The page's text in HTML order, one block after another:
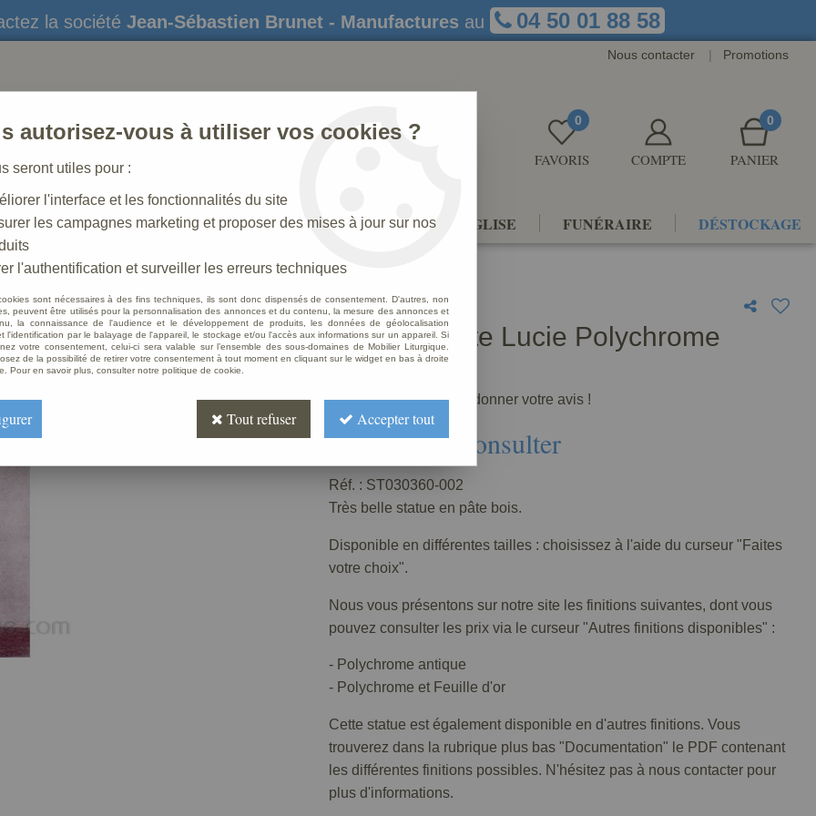
la société Jean-Sébastien Brunet - Manufactures au 04 50 01 88 58
Nous contacter | Promotions
0
FAVORIS COMPTE
0
PANIER
STATUES CRÈCHES DE NOËL AMÉNAGEMENTS D'ÉGLISE FUNÉRAIRE DÉSTOCKAGE
>Statue Sainte Lucie Polychrome Antique
Statue Sainte Lucie Polychrome
Antique
Soyez le premier à donner votre avis !
Prix : Nous consulter
Réf. : ST030360-002
Très belle statue en pâte bois.
Disponible en différentes tailles : choisissez à l'aide du curseur "Faites
votre choix".
Nous vous présentons sur notre site les finitions suivantes, dont vous
pouvez consulter les prix via le curseur "Autres finitions disponibles" :
- Polychrome antique
- Polychrome et Feuille d'or
Cette statue est également disponible en d'autres finitions. Vous
trouverez dans la rubrique plus bas "Documentation" le PDF contenant
les différentes finitions possibles. N'hésitez pas à nous contacter pour
plus d'informations.
autorisez-vous à utiliser vos cookies ?
seront utiles pour :
l'interface et les fonctionnalités du site
les campagnes marketing et proposer des mises à jour sur nos
l'authentification et surveiller les erreurs techniques
sont nécessaires à des fins techniques, ils sont donc dispensés de consentement. D'autres, non
peuvent être utilisés pour la personnalisation des annonces et du contenu, la mesure des annonces et
la connaissance de l'audience et le développement de produits, les données de géolocalisation
l'identification par le balayage de l'appareil, le stockage et/ou l'accès aux informations sur un appareil. Si
votre consentement, celui-ci sera valable sur l’ensemble des sous-domaines de Mobilier Liturgique.
de la possibilité de retirer votre consentement à tout moment en cliquant sur le widget en bas à droite
Pour en savoir plus, consulter notre politique de cookie.
Tout refuser Accepter tout